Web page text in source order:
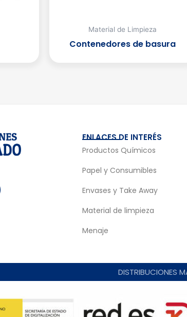
Material de Limpieza
Contenedores de basura
ENLACES DE INTERÉS
Productos Químicos
Papel y Consumibles
Envases y Take Away
Material de limpieza
Menaje
DISTRIBUCIONES